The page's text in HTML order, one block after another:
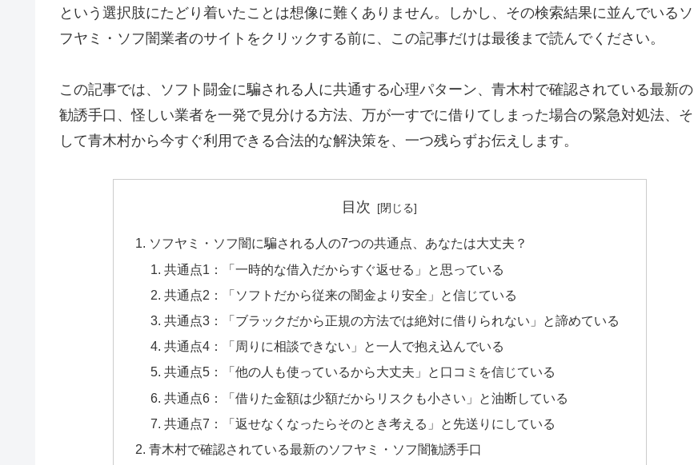
という選択肢にたどり着いたことは想像に難くありません。しかし、その検索結果に並んでいるソ
フヤミ・ソフ闇業者のサイトをクリックする前に、この記事だけは最後まで読んでください。
この記事では、ソフト闘金に騙される人に共通する心理パターン、青木村で確認されている最新の
勧誘手口、怪しい業者を一発で見分ける方法、万が一すでに借りてしまった場合の緊急対処法、そ
して青木村から今すぐ利用できる合法的な解決策を、一つ残らずお伝えします。
目次
ソフヤミ・ソフ闇に騙される人の7つの共通点、あなたは大丈夫？
共通点1：「一時的な借入だからすぐ返せる」と思っている
共通点2：「ソフトだから従来の闇金より安全」と信じている
共通点3：「ブラックだから正規の方法では絶対に借りられない」と諦めている
共通点4：「周りに相談できない」と一人で抱え込んでいる
共通点5：「他の人も使っているから大丈夫」と口コミを信じている
共通点6：「借りた金額は少額だからリスクも小さい」と油断している
共通点7：「返せなくなったらそのとき考える」と先送りにしている
青木村で確認されている最新のソフヤミ・ソフ闇勧誘手口